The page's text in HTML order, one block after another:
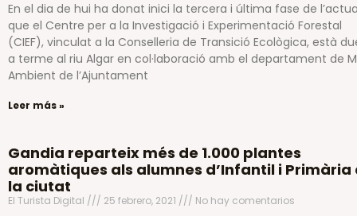
En el dia de hui ha donat inici la tercera i última fase de
que el Centre per a la Investigació i Experimentació Forestal
(CIEF), vinculat a la Conselleria de Transició Ecològica, està
a terme al riu Algar en col·laboració amb el departament de
Ambient de l’Ajuntament
Leer más »
Gandia reparteix més de 1.000 plantes
aromàtiques als alumnes d’Infantil i Primària
la ciutat
El Turista Digital 25 febrero, 2021 No hay comentarios